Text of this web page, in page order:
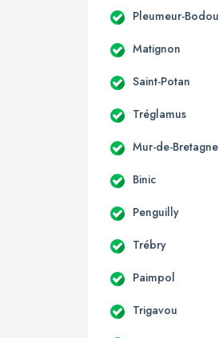
Pleumeur-Bodou
Matignon
Saint-Potan
Tréglamus
Mur-de-Bretagne
Binic
Penguilly
Trébry
Paimpol
Trigavou